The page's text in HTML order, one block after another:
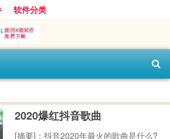
软件分类
2020爆红抖音歌曲
[摘要]：抖音2020年最火的歌曲是什么?